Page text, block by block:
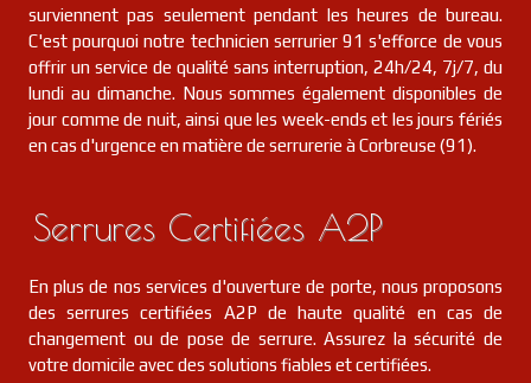
surviennent pas seulement pendant les heures de bureau.
C'est pourquoi notre technicien serrurier 91 s'efforce de vous
offrir un service de qualité sans interruption, 24h/24, 7j/7, du
lundi au dimanche. Nous sommes également disponibles de
jour comme de nuit, ainsi que les week-ends et les jours fériés
en cas d'urgence en matière de serrurerie à Corbreuse (91).
Serrures Certifiées A2P
En plus de nos services d'ouverture de porte, nous proposons
des serrures certifiées A2P de haute qualité en cas de
changement ou de pose de serrure. Assurez la sécurité de
votre domicile avec des solutions fiables et certifiées.